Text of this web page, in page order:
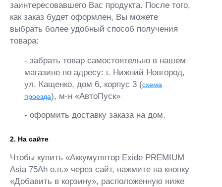
заинтересовавшего Вас продукта. После того,
как заказ будет оформлен, Вы можете
выбрать более удобный способ получения
товара:
- забрать товар самостоятельно в нашем
магазине по адресу: г. Нижний Новгород,
ул. Кащенко, дом 6, корпус 3 (схема
проезда), м-н «АвтоПуск»
- оформить доставку заказа на дом.
2. На сайте
Чтобы купить «Аккумулятор Exide PREMIUM
Asia 75Ah о.п.» через сайт, нажмите на кнопку
«Добавить в корзину», расположенную ниже